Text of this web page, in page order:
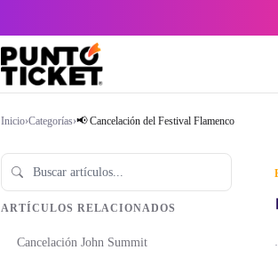
Inicio›Categorías›📢 Cancelación del Festival Flamenco
ARTÍCULOS RELACIONADOS
Cancelación John Summit ·